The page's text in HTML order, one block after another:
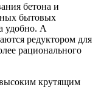
бетона и
бытовых
удобно. А
редуктором для
рационального
высоким крутящим